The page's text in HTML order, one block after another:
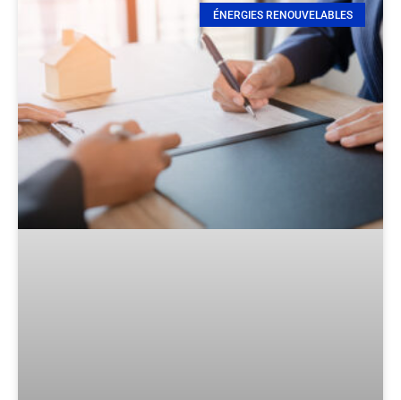
ÉNERGIES RENOUVELABLES